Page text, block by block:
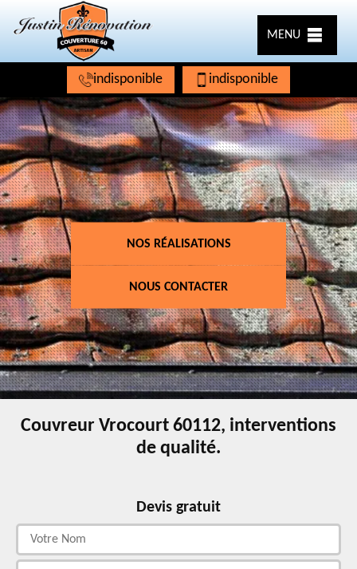
MENU
indisponible indisponible
NOS RÉALISATIONS
NOUS CONTACTER
Couvreur Vrocourt 60112, interventions
de qualité.
Devis gratuit